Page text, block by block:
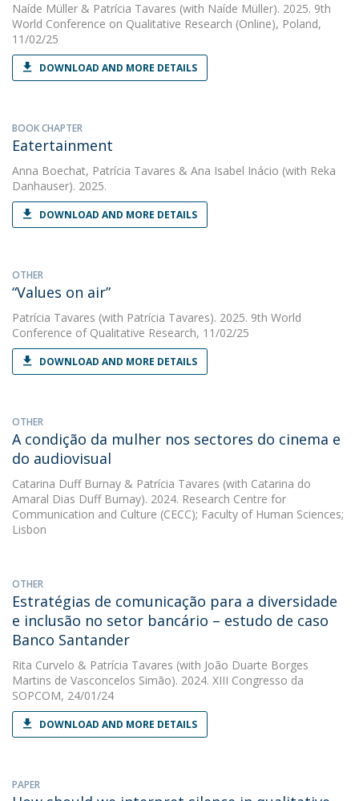
Naíde Müller & Patrícia Tavares (with Naíde Müller). 2025. 9th
World Conference on Qualitative Research (Online), Poland,
11/02/25
DOWNLOAD AND MORE DETAILS
BOOK CHAPTER
Eatertainment
Anna Boechat, Patrícia Tavares & Ana Isabel Inácio (with Reka
Danhauser). 2025.
DOWNLOAD AND MORE DETAILS
OTHER
“Values on air”
Patrícia Tavares (with Patrícia Tavares). 2025. 9th World
Conference of Qualitative Research, 11/02/25
DOWNLOAD AND MORE DETAILS
OTHER
A condição da mulher nos sectores do cinema e
do audiovisual
Catarina Duff Burnay & Patrícia Tavares (with Catarina do
Amaral Dias Duff Burnay). 2024. Research Centre for
Communication and Culture (CECC); Faculty of Human Sciences;
Lisbon
OTHER
Estratégias de comunicação para a diversidade
e inclusão no setor bancário – estudo de caso
Banco Santander
Rita Curvelo & Patrícia Tavares (with João Duarte Borges
Martins de Vasconcelos Simão). 2024. XIII Congresso da
SOPCOM, 24/01/24
DOWNLOAD AND MORE DETAILS
PAPER